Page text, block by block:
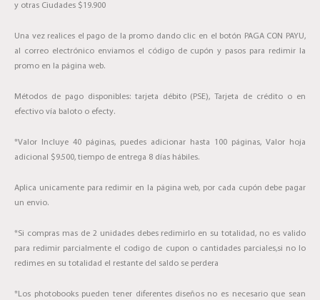
y otras Ciudades $19.900
Una vez realices el pago de la promo dando clic en el botón PAGA CON PAYU,
al correo electrónico enviamos el código de cupón y pasos para redimir la
promo en la página web.
Métodos de pago disponibles: tarjeta débito (PSE), Tarjeta de crédito o en
efectivo vía baloto o efecty.
*Valor Incluye 40 páginas, puedes adicionar hasta 100 páginas, Valor hoja
adicional $9.500, tiempo de entrega 8 días hábiles.
Aplica unicamente para redimir en la página web, por cada cupón debe pagar
un envio.
*Si compras mas de 2 unidades debes redimirlo en su totalidad, no es valido
para redimir parcialmente el codigo de cupon o cantidades parciales,si no lo
redimes en su totalidad el restante del saldo se perdera
*Los photobooks pueden tener diferentes diseños no es necesario que sean